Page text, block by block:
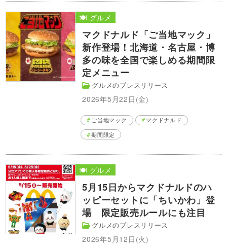
マクドナルド「ご当地マック」
新作登場！北海道・名古屋・博
多の味を全国で楽しめる期間限
定メニュー
グルメのプレスリリース
2026年5月22日(金)
🍽️ グルメ
ご当地マック
マクドナルド
期間限定
5月15日からマクドナルドのハ
ッピーセットに「ちいかわ」登
場 限定販売ルールにも注目
グルメのプレスリリース
2026年5月12日(火)
🍽️ グルメ